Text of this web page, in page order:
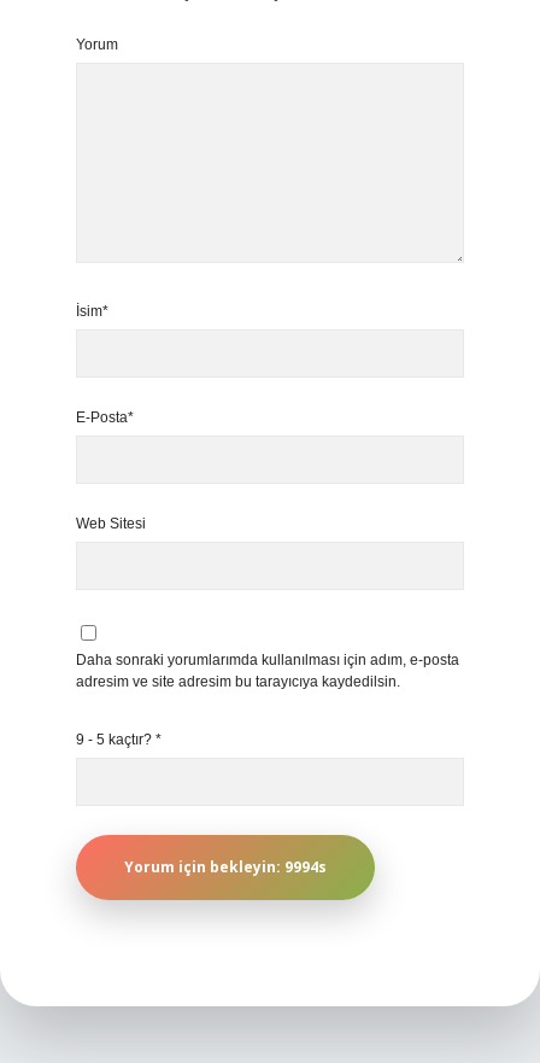
Yorum
İsim*
E-Posta*
Web Sitesi
Daha sonraki yorumlarımda kullanılması için adım, e-posta
adresim ve site adresim bu tarayıcıya kaydedilsin.
9 - 5 kaçtır? *